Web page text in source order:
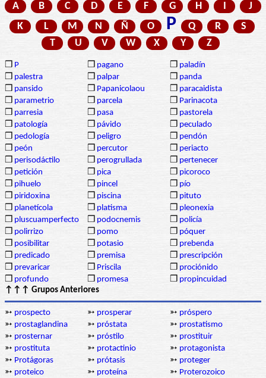
A B C D E F G H I
J
K
L M N Ñ O P Q R
S
T
U V W X Y Z
❒ P ❒ pagano ❒ paladín
❒ palestra ❒ palpar ❒ panda
❒ pansido ❒ Papanicolaou ❒ paracaidista
❒ parametrio ❒ parcela ❒ Parinacota
❒ parresia ❒ pasa ❒ pastorela
❒ patología ❒ pávido ❒ peculado
❒ pedología ❒ peligro ❒ pendón
❒ peón ❒ percutor ❒ periacto
❒ perisodáctilo ❒ perogrullada ❒ pertenecer
❒ petición ❒ pica ❒ picoroco
❒ pihuelo ❒ pincel ❒ pío
❒ piridoxina ❒ piscina ❒ pituto
❒ planetícola ❒ platisma ❒ pleonexia
❒ pluscuamperfecto ❒ podocnemis ❒ policía
❒ polirrizo ❒ pomo ❒ póquer
❒ posibilitar ❒ potasio ❒ prebenda
❒ predicado ❒ premisa ❒ prescripción
❒ prevaricar ❒ Priscila ❒ prociónido
❒ profundo ❒ promesa ❒ propincuidad
↑↑↑ Grupos Anteriores
➳ prospecto ➳ prosperar ➳ próspero
➳ prostaglandina ➳ próstata ➳ prostatismo
➳ prosternar ➳ próstilo ➳ prostituir
➳ prostituta ➳ protactinio ➳ protagonista
➳ Protágoras ➳ prótasis ➳ proteger
➳ proteico ➳ proteína ➳ Proterozoico